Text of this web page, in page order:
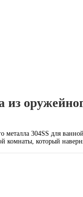
из
304SS для
который